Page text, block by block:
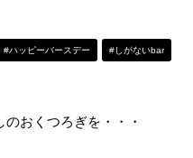
#ハッピーバースデー #しがないbar
おくつろぎを・・・